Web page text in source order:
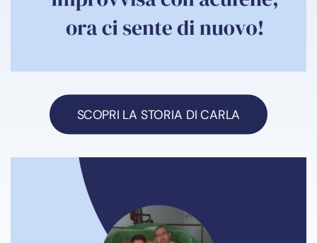
SCOPRI LA STORIA DI CARLA